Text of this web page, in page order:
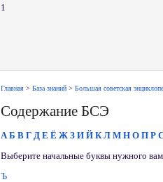
1
Главная > База знаний > Большая советская
Содержание БСЭ
А Б В Г Д Е Ё Ж З И Й К Л М Н О П Р
Выберите начальные буквы нужного
Ъ